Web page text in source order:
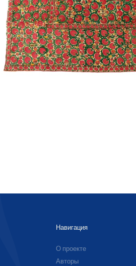
Навигация
О проекте
Авторы